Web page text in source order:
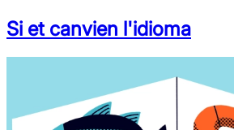
Si et canvien l'idioma